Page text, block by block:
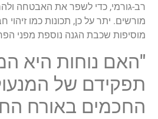
רב-גורמי, כדי לשפר את האבטחה
מורשים. יתר על כן, תכונות כמו
מוסיפות שכבת הגנה נוספת מפני
"האם נוחות היא
תפקידם של
החכמים באורח